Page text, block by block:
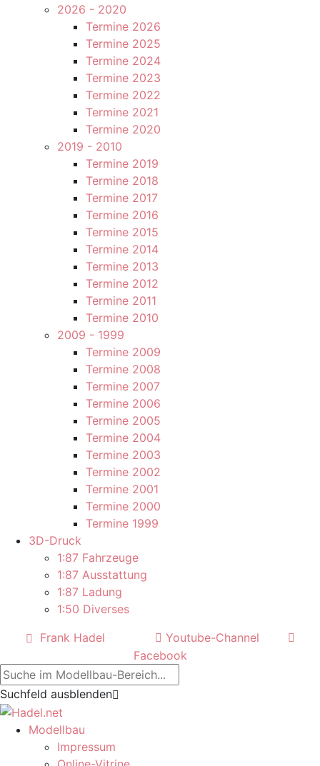
2026 - 2020
Termine 2026
Termine 2025
Termine 2024
Termine 2023
Termine 2022
Termine 2021
Termine 2020
2019 - 2010
Termine 2019
Termine 2018
Termine 2017
Termine 2016
Termine 2015
Termine 2014
Termine 2013
Termine 2012
Termine 2011
Termine 2010
2009 - 1999
Termine 2009
Termine 2008
Termine 2007
Termine 2006
Termine 2005
Termine 2004
Termine 2003
Termine 2002
Termine 2001
Termine 2000
Termine 1999
3D-Druck
1:87 Fahrzeuge
1:87 Ausstattung
1:87 Ladung
1:50 Diverses
Frank Hadel
Youtube-Channel
Facebook
Suchfeld ausblenden
Modellbau
Impressum